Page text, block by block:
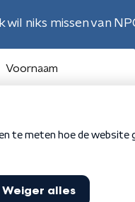
Ik wil niks missen van